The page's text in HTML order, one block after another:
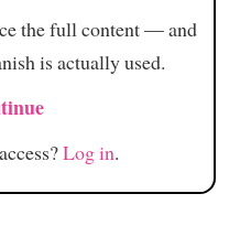
the full content — and
is actually used.
Log in.